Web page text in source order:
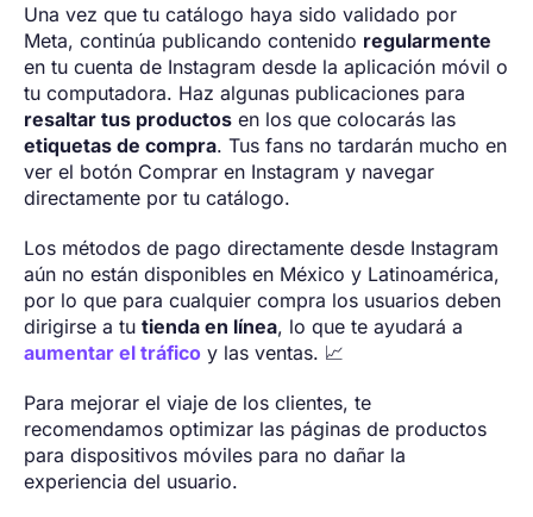
Una vez que tu catálogo haya sido validado por
Meta, continúa publicando contenido regularmente
en tu cuenta de Instagram desde la aplicación móvil o
tu computadora. Haz algunas publicaciones para
resaltar tus productos en los que colocarás las
etiquetas de compra. Tus fans no tardarán mucho en
ver el botón Comprar en Instagram y navegar
directamente por tu catálogo.
Los métodos de pago directamente desde Instagram
aún no están disponibles en México y Latinoamérica,
por lo que para cualquier compra los usuarios deben
dirigirse a tu tienda en línea, lo que te ayudará a
aumentar el tráfico y las ventas. 📈
Para mejorar el viaje de los clientes, te
recomendamos optimizar las páginas de productos
para dispositivos móviles para no dañar la
experiencia del usuario.